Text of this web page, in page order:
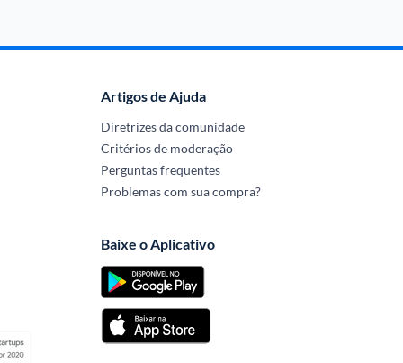
Artigos de Ajuda
Diretrizes da comunidade
Critérios de moderação
Perguntas frequentes
Problemas com sua compra?
Baixe o Aplicativo